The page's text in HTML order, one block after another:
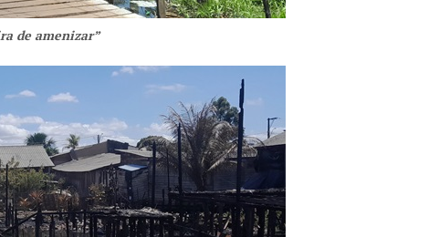
de amenizar”